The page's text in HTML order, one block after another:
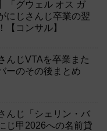
「グウェル オス ガ
にじさんじ卒業の翌
【コンサル】
んじVTAを卒業また
ーのその後まとめ
んじ「シェリン・バ
じ甲2026への名前貸